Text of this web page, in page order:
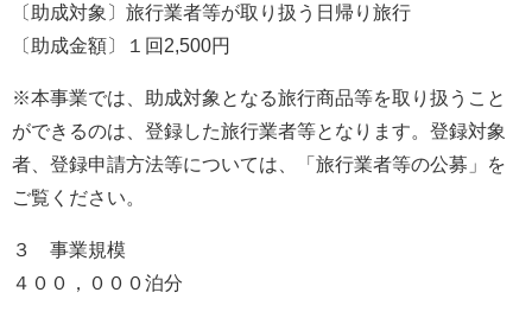
〔助成対象〕旅行業者等が取り扱う日帰り旅行
〔助成金額〕１回2,500円
※本事業では、助成対象となる旅行商品等を取り扱うこと
ができるのは、登録した旅行業者等となります。登録対象
者、登録申請方法等については、「旅行業者等の公募」を
ご覧ください。
３ 事業規模
４００，０００泊分